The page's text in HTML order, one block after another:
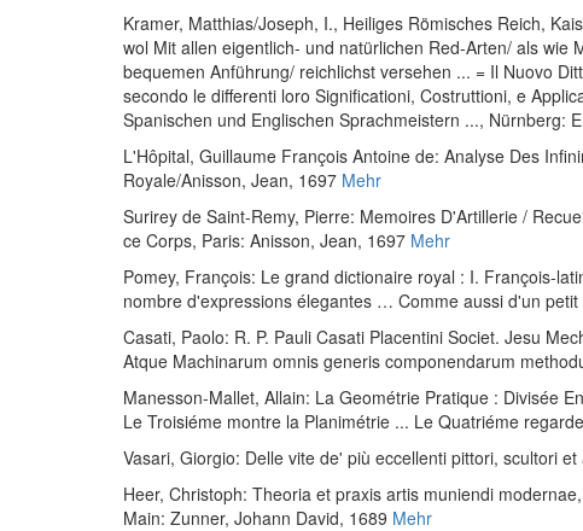
Kramer, Matthias/Joseph, I., Heiliges Römisches Reich,
wol Mit allen eigentlich- und natürlichen Red-Arten/ als
bequemen Anführung/ reichlichst versehen ... = Il Nuovo
secondo le differenti loro Significationi, Costruttioni, e
Spanischen und Englischen Sprachmeistern ..., Nürnberg:
L'Hôpital, Guillaume François Antoine de: Analyse Des
Royale/Anisson, Jean, 1697 Mehr
Surirey de Saint-Remy, Pierre: Memoires D'Artillerie /
ce Corps, Paris: Anisson, Jean, 1697 Mehr
Pomey, François: Le grand dictionaire royal : I. François-
nombre d'expressions élegantes … Comme aussi d'un
Casati, Paolo: R. P. Pauli Casati Placentini Societ. Jesu
Atque Machinarum omnis generis componendarum
Manesson-Mallet, Allain: La Geométrie Pratique : Divisée
Le Troisiéme montre la Planimétrie ... Le Quatriéme
Vasari, Giorgio: Delle vite de' più eccellenti pittori, scultori
Heer, Christoph: Theoria et praxis artis muniendi
Main: Zunner, Johann David, 1689 Mehr